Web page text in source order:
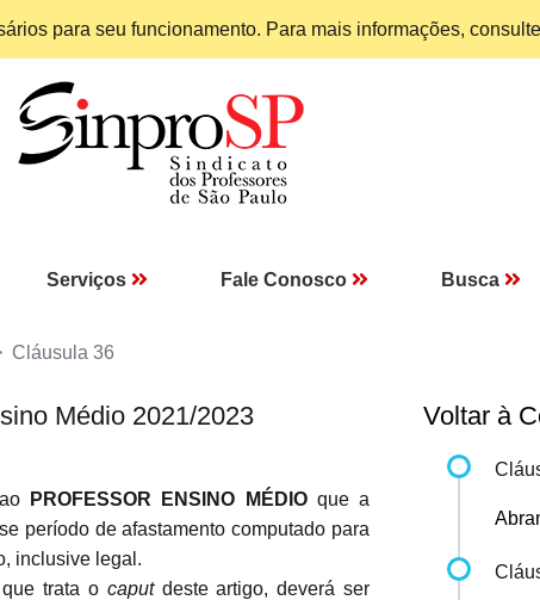
para seu funcionamento. Para mais informações,
Serviços Fale Conosco Busca
Cláusula 36
Médio 2021/2023
PROFESSOR ENSINO MÉDIO que a
período de afastamento computado para
inclusive legal.
trata o caputdeste artigo, deverá ser
Voltar à